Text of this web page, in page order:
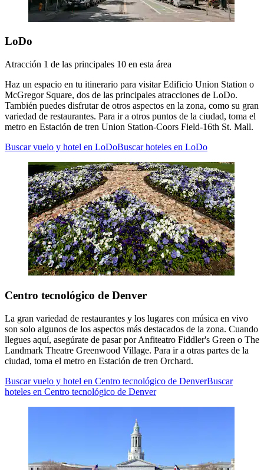
LoDo
Atracción 1 de las principales 10 en esta área
Haz un espacio en tu itinerario para visitar Edificio Union Station o
McGregor Square, dos de las principales atracciones de LoDo.
También puedes disfrutar de otros aspectos en la zona, como su gran
variedad de restaurantes. Para ir a otros puntos de la ciudad, toma el
metro en Estación de tren Union Station-Coors Field-16th St. Mall.
Buscar vuelo y hotel en LoDoBuscar hoteles en LoDo
Centro tecnológico de Denver
La gran variedad de restaurantes y los lugares con música en vivo
son solo algunos de los aspectos más destacados de la zona. Cuando
llegues aquí, asegúrate de pasar por Anfiteatro Fiddler's Green o The
Landmark Theatre Greenwood Village. Para ir a otras partes de la
ciudad, toma el metro en Estación de tren Orchard.
Buscar vuelo y hotel en Centro tecnológico de DenverBuscar
hoteles en Centro tecnológico de Denver